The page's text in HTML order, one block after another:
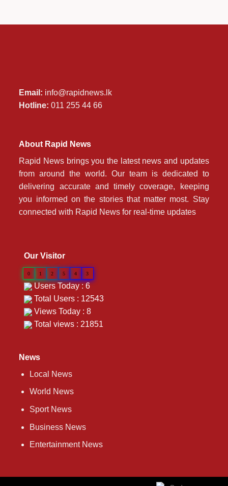
Email: info@rapidnews.lk
Hotline: 011 255 44 66
About Rapid News
Rapid News brings you the latest news and updates
from around the world. Our team is dedicated to
delivering accurate and timely coverage, keeping
you informed on the stories that matter most. Stay
connected with Rapid News for real-time updates
News
Local News
World News
Sport News
Business News
Entertainment News
Our Visitor
0 1 2 5 4 3
Users Today : 6
Total Users : 12543
Views Today : 8
Total views : 21851